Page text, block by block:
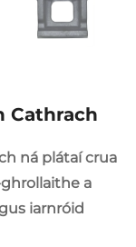
Cathrach
ná plátaí crua
a
iarnróid